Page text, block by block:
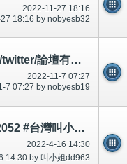
2022-11-27 18:16
18:16 by nobyesb32
應該死了人?經常。前幾天。討論區/twitter/論壇有說有講.應該記得,引誘迷惑、升職事情等等
2022-11-7 07:27
7 07:27 by nobyesb19
+LINE：dd963 +Telegram：aaa52052 #台灣叫小姐 #台中叫小姐 #台北叫小姐 #高雄叫小姐 #新竹叫小姐 #台南叫小姐 #彰化叫小
2022-4-16 14:30
14:30 by 叫小姐dd963